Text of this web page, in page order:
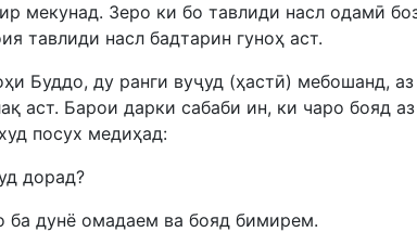
мекунад. Зеро ки бо тавлиди насл одамӣ
тавлиди насл бадтарин гуноҳ аст.
Буддо, ду ранги вуҷуд (ҳастӣ) мебошанд,
аст. Барои дарки сабаби ин, ки чаро бояд
посух медиҳад:
дорад?
ба дунё омадаем ва бояд бимирем.